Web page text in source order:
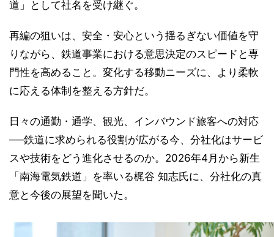
道」として社名を受け継ぐ。
再編の狙いは、安全・安心という揺るぎない価値を守
りながら、鉄道事業における意思決定のスピードと専
門性を高めること。変化する移動ニーズに、より柔軟
に応える体制を整える方針だ。
日々の通勤・通学、観光、インバウンド旅客への対応
──鉄道に求められる役割が広がる今、分社化はサービ
スや技術をどう進化させるのか。2026年4月から新生
「南海電気鉄道」を率いる梶谷 知志氏に、分社化の真
意と今後の展望を聞いた。